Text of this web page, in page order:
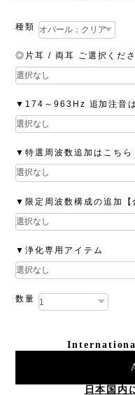
種類
◎片耳 / 両耳 ご選択くだ
▼174～963Hz 追加注音
▼特選周波数追加はこちら
▼限定周波数構成の追加【
▼浄化専用アイテム
数量
日本国内